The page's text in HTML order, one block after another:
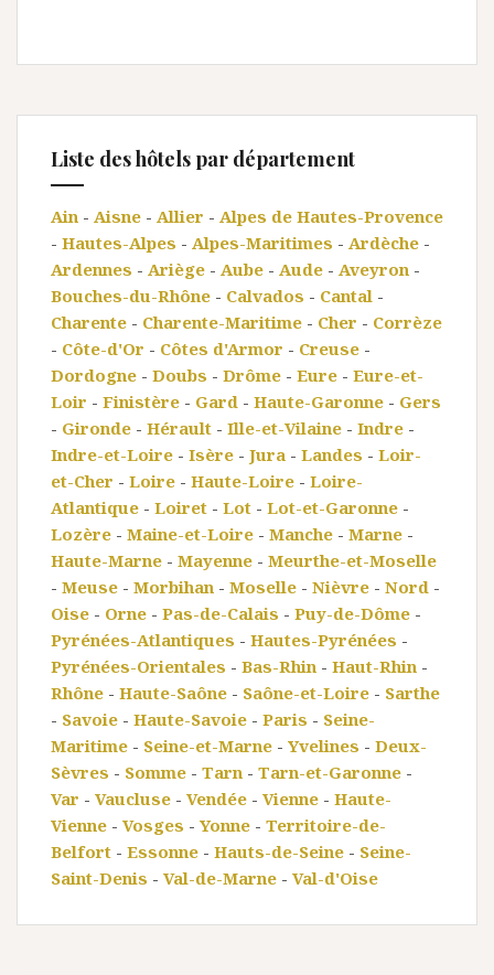
Liste des hôtels par département
Ain - Aisne - Allier - Alpes de Hautes-Provence
- Hautes-Alpes - Alpes-Maritimes - Ardèche -
Ardennes - Ariège - Aube - Aude - Aveyron -
Bouches-du-Rhône - Calvados - Cantal -
Charente - Charente-Maritime - Cher - Corrèze
- Côte-d'Or - Côtes d'Armor - Creuse -
Dordogne - Doubs - Drôme - Eure - Eure-et-
Loir - Finistère - Gard - Haute-Garonne - Gers
- Gironde - Hérault - Ille-et-Vilaine - Indre -
Indre-et-Loire - Isère - Jura - Landes - Loir-
et-Cher - Loire - Haute-Loire - Loire-
Atlantique - Loiret - Lot - Lot-et-Garonne -
Lozère - Maine-et-Loire - Manche - Marne -
Haute-Marne - Mayenne - Meurthe-et-Moselle
- Meuse - Morbihan - Moselle - Nièvre - Nord -
Oise - Orne - Pas-de-Calais - Puy-de-Dôme -
Pyrénées-Atlantiques - Hautes-Pyrénées -
Pyrénées-Orientales - Bas-Rhin - Haut-Rhin -
Rhône - Haute-Saône - Saône-et-Loire - Sarthe
- Savoie - Haute-Savoie - Paris - Seine-
Maritime - Seine-et-Marne - Yvelines - Deux-
Sèvres - Somme - Tarn - Tarn-et-Garonne -
Var - Vaucluse - Vendée - Vienne - Haute-
Vienne - Vosges - Yonne - Territoire-de-
Belfort - Essonne - Hauts-de-Seine - Seine-
Saint-Denis - Val-de-Marne - Val-d'Oise